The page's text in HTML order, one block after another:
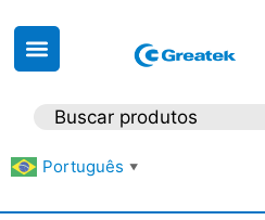
Português ▼